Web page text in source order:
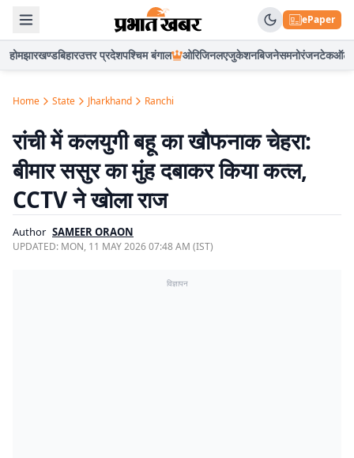
ePaper
होमझारखण्डबिहारउत्तर प्रदेशपश्चिम बंगाल ओरिजिनलएजुकेशनबिजनेसमनोरंजनटेकऑटो
Home State Jharkhand Ranchi
रांची में कलयुगी बहू का खौफनाक चेहरा:
बीमार ससुर का मुंह दबाकर किया कत्ल,
CCTV ने खोला राज
Author SAMEER ORAON
UPDATED: MON, 11 MAY 2026 07:48 AM (IST)
विज्ञापन